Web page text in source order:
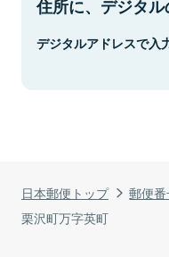
日本郵便トップ 郵便
栗沢町万字英町
住所に、デジタル
デジタルアドレスで入